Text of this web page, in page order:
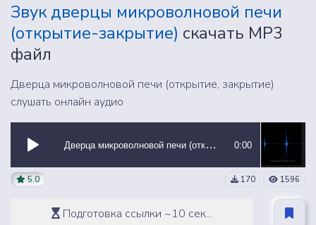
Звук дверцы микроволновой печи
(открытие-закрытие) скачать MP3
файл
Дверца микроволновой печи (открытие, закрытие)
слушать онлайн аудио
Дверца микроволновой печи (открытие, закрытие) 0:00
5.0 170 1596
Подготовка ссылки ~10 сек...